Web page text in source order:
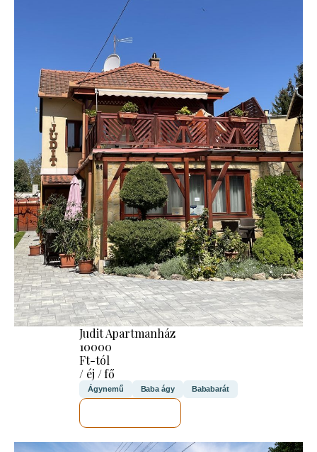
Judit Apartmanház
10000
Ft-tól
/ éj / fő
Ágynemű Baba ágy Bababarát